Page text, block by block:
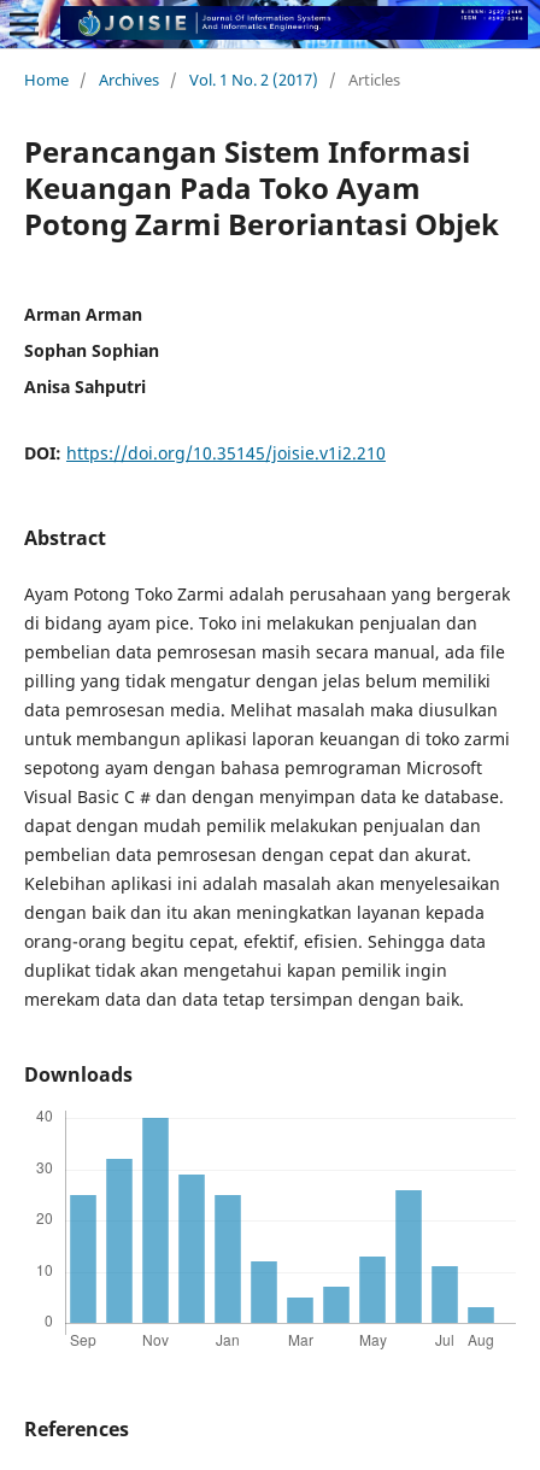
Home / Archives / Vol. 1 No. 2 (2017) / Articles
Perancangan Sistem Informasi
Keuangan Pada Toko Ayam
Potong Zarmi Beroriantasi Objek
Arman Arman
Sophan Sophian
Anisa Sahputri
DOI: https://doi.org/10.35145/joisie.v1i2.210
Abstract
Ayam Potong Toko Zarmi adalah perusahaan yang bergerak
di bidang ayam pice. Toko ini melakukan penjualan dan
pembelian data pemrosesan masih secara manual, ada file
pilling yang tidak mengatur dengan jelas belum memiliki
data pemrosesan media. Melihat masalah maka diusulkan
untuk membangun aplikasi laporan keuangan di toko zarmi
sepotong ayam dengan bahasa pemrograman Microsoft
Visual Basic C # dan dengan menyimpan data ke database.
dapat dengan mudah pemilik melakukan penjualan dan
pembelian data pemrosesan dengan cepat dan akurat.
Kelebihan aplikasi ini adalah masalah akan menyelesaikan
dengan baik dan itu akan meningkatkan layanan kepada
orang-orang begitu cepat, efektif, efisien. Sehingga data
duplikat tidak akan mengetahui kapan pemilik ingin
merekam data dan data tetap tersimpan dengan baik.
Downloads
References